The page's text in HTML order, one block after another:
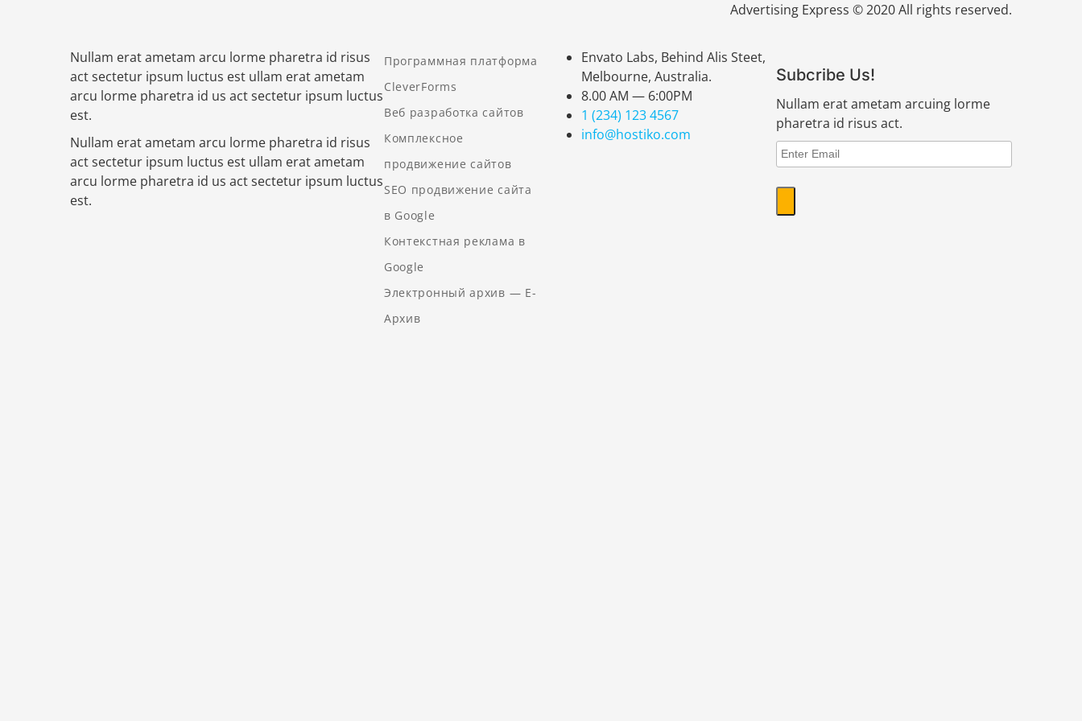
Advertising Express © 2020 All rights reserved.
Nullam erat ametam arcu lorme pharetra id risus
act sectetur ipsum luctus est ullam erat ametam
arcu lorme pharetra id us act sectetur ipsum luctus
est.
Nullam erat ametam arcu lorme pharetra id risus
act sectetur ipsum luctus est ullam erat ametam
arcu lorme pharetra id us act sectetur ipsum luctus
est.
Программная платформа
CleverForms
Веб разработка сайтов
Комплексное
продвижение сайтов
SEO продвижение сайта
в Google
Контекстная реклама в
Google
Электронный архив — Е-
Архив
Envato Labs, Behind Alis Steet,
Melbourne, Australia.
8.00 AM — 6:00PM
1 (234) 123 4567
info@hostiko.com
Subcribe Us!
Nullam erat ametam arcuing lorme
pharetra id risus act.